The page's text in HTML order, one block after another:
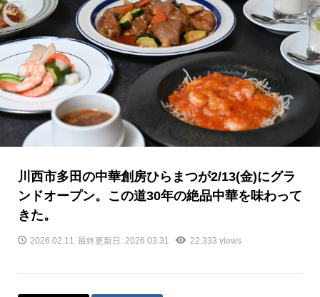
川西市多田の中華創房ひらまつが2/13(金)にグラ
ンドオープン。この道30年の絶品中華を味わって
きた。
2026.02.11 最終更新日: 2026.03.31 22,333 views